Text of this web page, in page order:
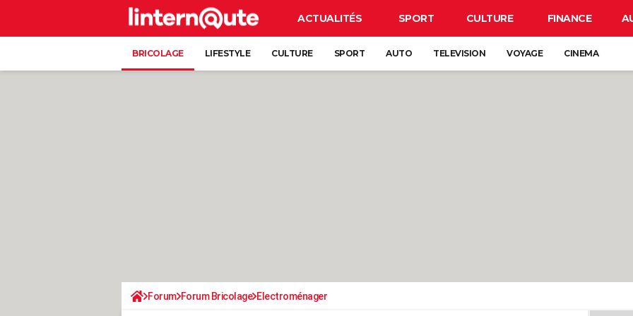
ACTUALITÉS SPORT CULTURE FINANCE
BRICOLAGE LIFESTYLE CULTURE SPORT AUTO TELEVISION VOYAGE CINEMA
Forum Forum Bricolage Electroménager